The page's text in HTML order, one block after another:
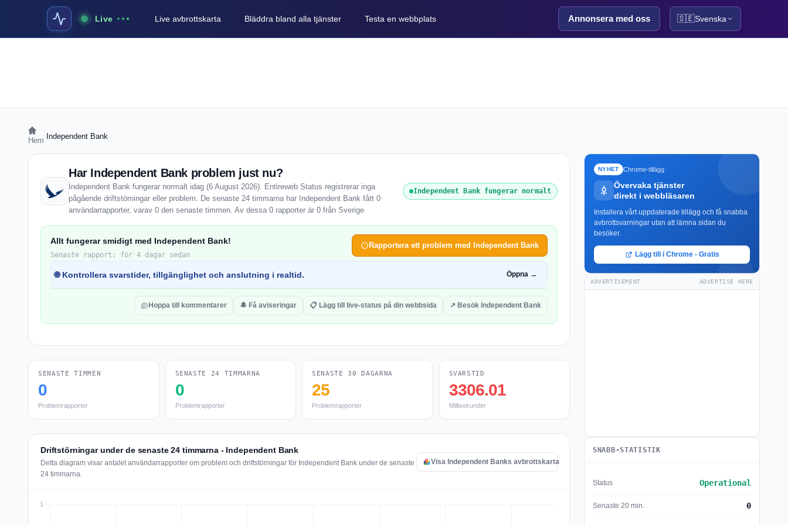
Live Live avbrottskarta Bläddra bland alla tjänster Testa en webbplats Annonsera med oss 🇸🇪Svenska
Hem Independent Bank
Har Independent Bank problem just nu?
Independent Bank fungerar normalt idag (6 August 2026). Entireweb Status registrerar inga
pågående driftstörningar eller problem. De senaste 24 timmarna har Independent Bank fått 0
användarrapporter, varav 0 den senaste timmen. Av dessa 0 rapporter är 0 från Sverige
Independent Bank fungerar normalt
Allt fungerar smidigt med Independent Bank!
Senaste rapport: för 4 dagar sedan
Rapportera ett problem med Independent Bank
🌐 Kontrollera svarstider, tillgänglighet och anslutning i realtid. Öppna →
Hoppa till kommentarer 🔔 Få aviseringar 📋 Lägg till live-status på din webbsida ↗ Besök Independent Bank
SENASTE TIMMEN
0
Problemrapporter
SENASTE 24 TIMMARNA
0
Problemrapporter
SENASTE 30 DAGARNA
25
Problemrapporter
SVARSTID
3306.01
Millisekunder
Driftstörningar under de senaste 24 timmarna - Independent Bank
Detta diagram visar antalet användarrapporter om problem och driftstörningar för Independent Bank under de senaste
24 timmarna.
Visa Independent Banks avbrottskarta
NYHET Chrome-tillägg
Övervaka tjänster
direkt i webbläsaren
Installera vårt uppdaterade tillägg och få snabba
avbrottsvarningar utan att lämna sidan du
besöker.
Lägg till i Chrome - Gratis
ADVERTISEMENT ADVERTISE HERE
SNABB-STATISTIK
Status Operational
Senaste 20 min. 0